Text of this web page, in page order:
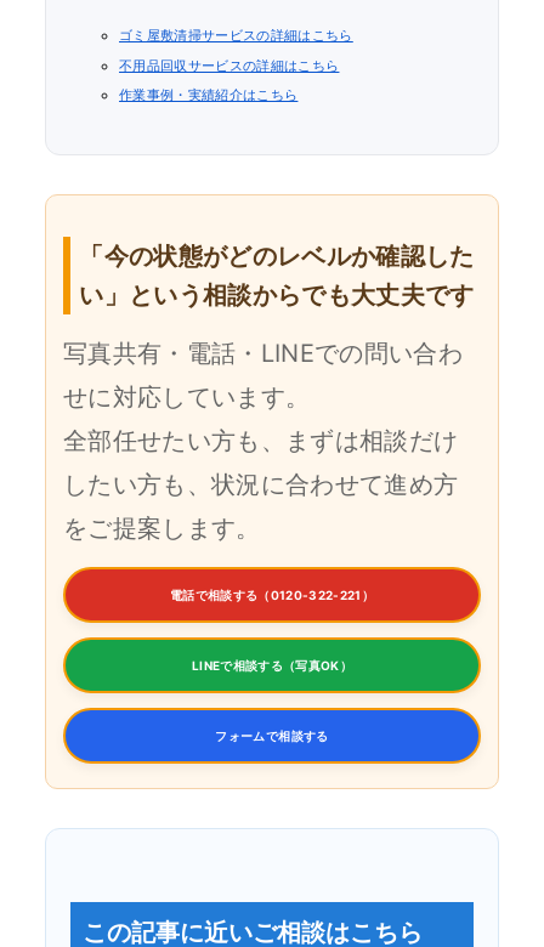
ゴミ屋敷清掃サービスの詳細はこちら
不用品回収サービスの詳細はこちら
作業事例・実績紹介はこちら
「今の状態がどのレベルか確認した
い」という相談からでも大丈夫です
写真共有・電話・LINEでの問い合わ
せに対応しています。
全部任せたい方も、まずは相談だけ
したい方も、状況に合わせて進め方
をご提案します。
電話で相談する（0120-322-221）
LINEで相談する（写真OK）
フォームで相談する
この記事に近いご相談はこちら